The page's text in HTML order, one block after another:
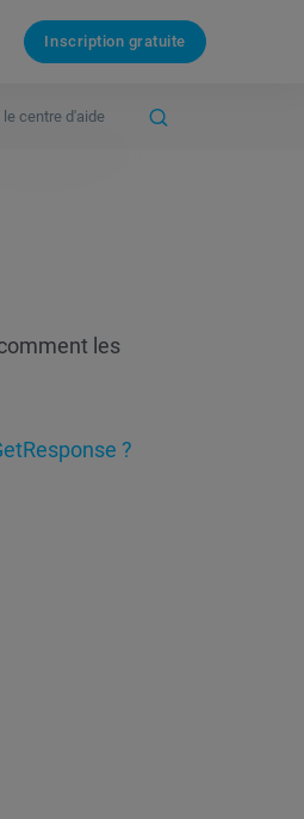
Inscription gratuite
les
?